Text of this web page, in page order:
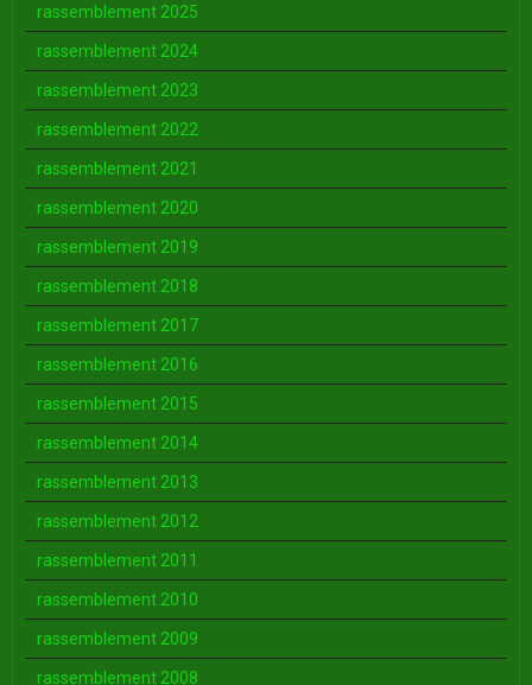
rassemblement 2025
rassemblement 2024
rassemblement 2023
rassemblement 2022
rassemblement 2021
rassemblement 2020
rassemblement 2019
rassemblement 2018
rassemblement 2017
rassemblement 2016
rassemblement 2015
rassemblement 2014
rassemblement 2013
rassemblement 2012
rassemblement 2011
rassemblement 2010
rassemblement 2009
rassemblement 2008